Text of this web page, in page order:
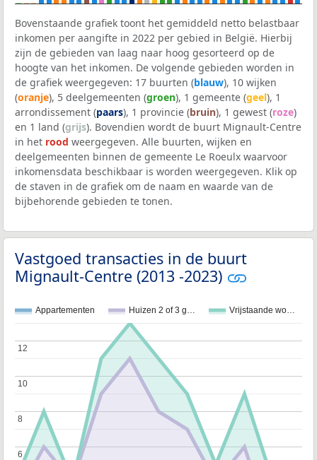
Bovenstaande grafiek toont het gemiddeld netto belastbaar
inkomen per aangifte in 2022 per gebied in België. Hierbij
zijn de gebieden van laag naar hoog gesorteerd op de
hoogte van het inkomen. De volgende gebieden worden in
de grafiek weergegeven: 17 buurten (blauw), 10 wijken
(oranje), 5 deelgemeenten (groen), 1 gemeente (geel), 1
arrondissement (paars), 1 provincie (bruin), 1 gewest (roze)
en 1 land (grijs). Bovendien wordt de buurt Mignault-Centre
in het rood weergegeven. Alle buurten, wijken en
deelgemeenten binnen de gemeente Le Roeulx waarvoor
inkomensdata beschikbaar is worden weergegeven. Klik op
de staven in de grafiek om de naam en waarde van de
bijbehorende gebieden te tonen.
Vastgoed transacties in de buurt
Mignault-Centre (2013 -2023)
Appartementen Huizen 2 of 3 g… Vrijstaande wo…
6
6
8
8
10
10
12
12